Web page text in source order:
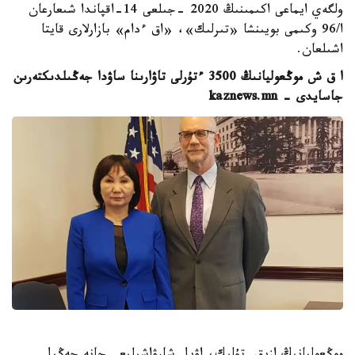
ولگەي ايماعى اكىمىنىڭ 2020 -جىلعى 14-اقپاندا شىعارعان
ا/96 وكىمى بويىنشا «تىرلىك»، «اق ءدام» بازارلارى قايتا
اشىلعان.
ا ق ش موڭعوليانىڭ 3500 ءتۇرلى تاۋارىنا ساۋدا جەڭىلدىكتەرىن
جاسايدى - kaznews.mn